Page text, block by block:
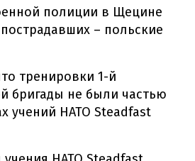
полиции в Щецине
– польские
тренировки 1-й
бригады не были частью
учений НАТО Steadfast